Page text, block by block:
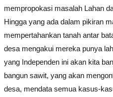
mempropokasi masalah Lahan
Hingga yang ada dalam pikiran
mempertahankan tanah antar
desa mengakui mereka punya
yang Independen ini akan kita
bangun sawit, yang akan
desa, mendata semua kasus-